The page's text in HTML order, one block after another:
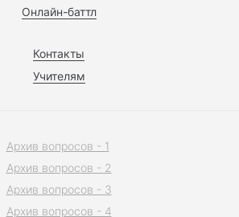
Онлайн-баттл
Контакты
Учителям
Архив вопросов - 1
Архив вопросов - 2
Архив вопросов - 3
Архив вопросов - 4